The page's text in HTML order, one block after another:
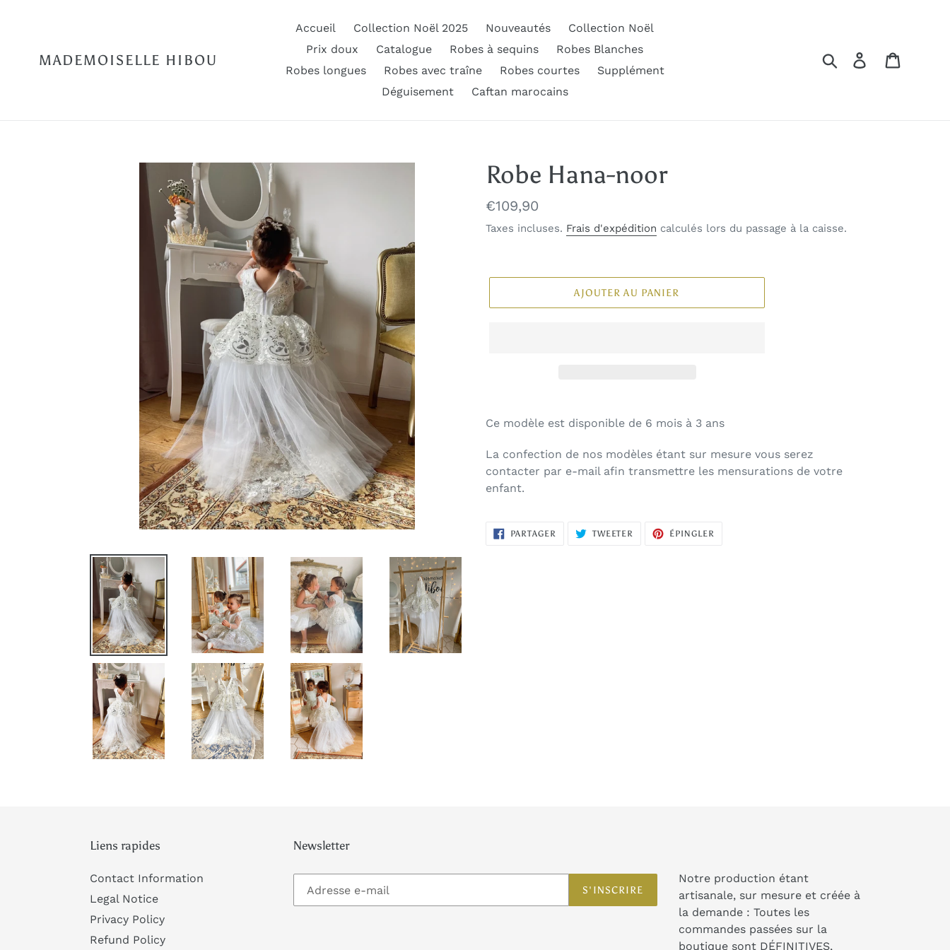
MADEMOISELLE HIBOU
Accueil Collection Noël 2025 Nouveautés
Collection Noël
Prix doux
Catalogue Robes à sequins
Robes Blanches
Robes longues
Robes avec traîne Robes courtes
Supplément
Déguisement
Caftan marocains
RechercherSe connecter
Robe Hana-noor
Prix
normal
€109,90
Taxes incluses. Frais d'expédition calculés lors du passage à la caisse.
AJOUTER AU PANIER
Ce modèle est disponible de 6 mois à 3 ans
La confection de nos modèles étant sur mesure vous serez
contacter par e-mail afin transmettre les mensurations de votre
enfant.
PARTAGER PARTAGER
SUR
TWEETER TWEETERÉPINGLER
Liens rapides
Contact Information
Legal Notice
Privacy Policy
Refund Policy
Newsletter
S'INSCRIRE
Notre production étant
artisanale, sur mesure et créée à
la demande : Toutes les
commandes passées sur la
boutique sont DÉFINITIVES,